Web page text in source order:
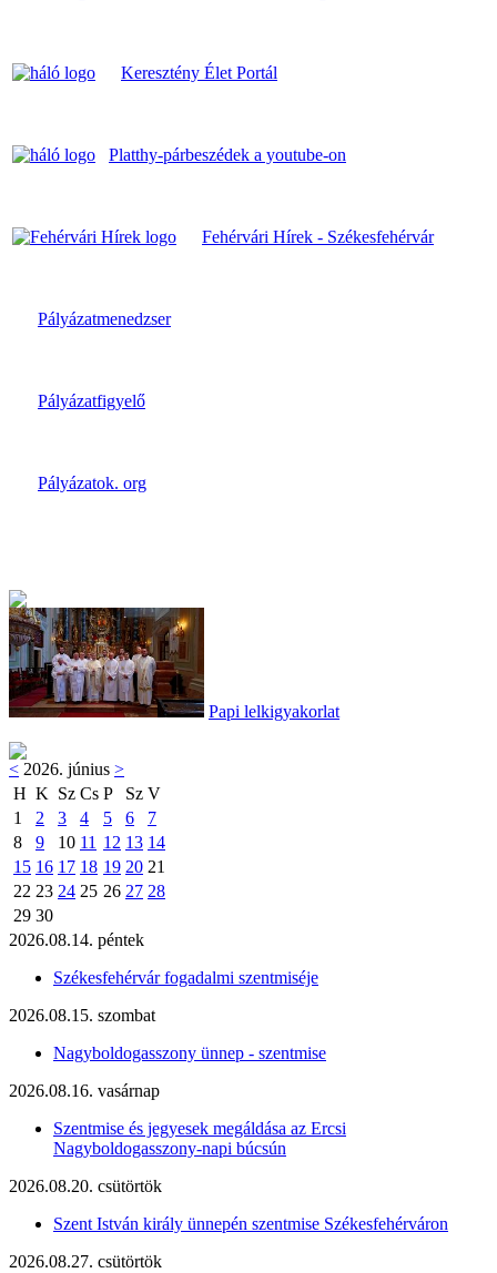
Keresztény Élet Portál
Platthy-párbeszédek a youtube-on
Fehérvári Hírek - Székesfehérvár
Pályázatmenedzser
Pályázatfigyelő
Pályázatok. org
Papi lelkigyakorlat
< 2026. június >
H K Sz Cs P Sz V
1
2 3 4 5 6
7
8
9 10 11 12 13 14
15 16 17 18 19 20 21
22 23 24 25 26 27 28
29 30
2026.08.14. péntek
Székesfehérvár fogadalmi szentmiséje
2026.08.15. szombat
Nagyboldogasszony ünnep - szentmise
2026.08.16. vasárnap
Szentmise és jegyesek megáldása az Ercsi
Nagyboldogasszony-napi búcsún
2026.08.20. csütörtök
Szent István király ünnepén szentmise Székesfehérváron
2026.08.27. csütörtök